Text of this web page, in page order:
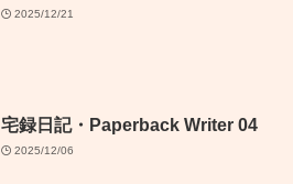
2025/12/21
宅録日記・Paperback Writer 04
2025/12/06